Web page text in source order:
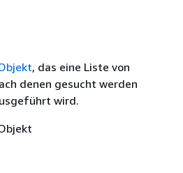
, das eine Liste von
denen gesucht werden
wird.